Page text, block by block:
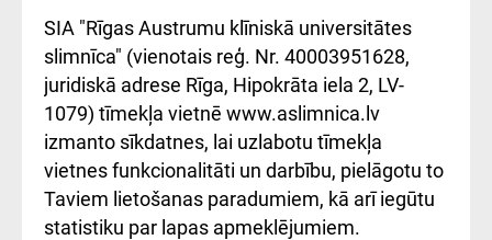
atsauksmju/sūdzību
iesniegšanas
kārtība
Kā pie mums nokļūt
Rēķinu apmaksas
ceļvedis
Підтримка Східної
лікарні та співпраця з
Україною
SIA "Rīgas Austrumu klīniskā universitātes
slimnīca" (vienotais reģ. Nr. 40003951628,
juridiskā adrese Rīga, Hipokrāta iela 2, LV-
1079) tīmekļa vietnē www.aslimnica.lv
izmanto sīkdatnes, lai uzlabotu tīmekļa
vietnes funkcionalitāti un darbību, pielāgotu to
Taviem lietošanas paradumiem, kā arī iegūtu
statistiku par lapas apmeklējumiem.